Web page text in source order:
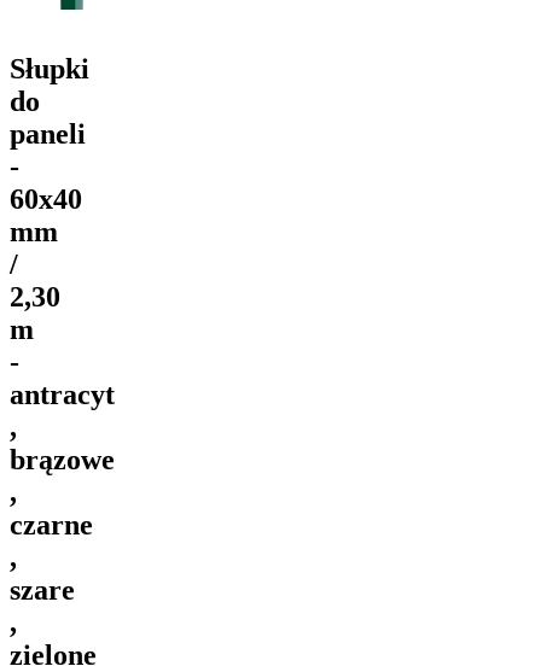
Słupki
do
paneli
-
60x40
mm
/
2,30
m
-
antracyt
,
brązowe
,
czarne
,
szare
,
zielone